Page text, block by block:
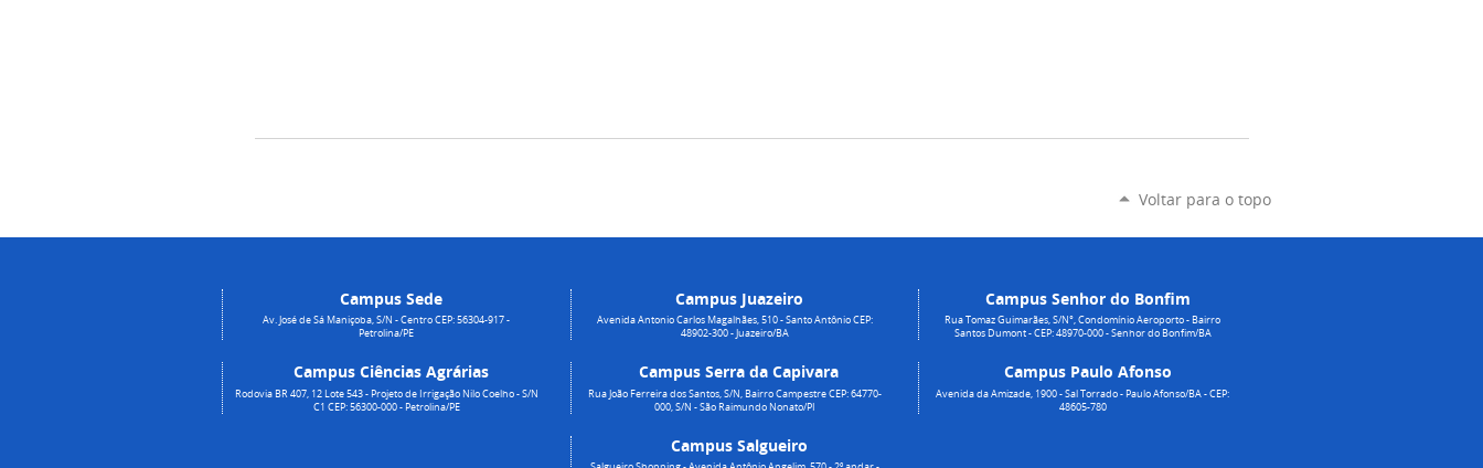
Voltar para o topo
Campus Sede
Av. José de Sá Maniçoba, S/N - Centro CEP: 56304-917 -
Petrolina/PE
Campus Ciências Agrárias
Rodovia BR 407, 12 Lote 543 - Projeto de Irrigação Nilo Coelho - S/N
C1 CEP: 56300-000 - Petrolina/PE
Campus Juazeiro
Avenida Antonio Carlos Magalhães, 510 - Santo Antônio CEP:
48902-300 - Juazeiro/BA
Campus Serra da Capivara
Rua João Ferreira dos Santos, S/N, Bairro Campestre CEP: 64770-
000, S/N - São Raimundo Nonato/PI
Campus Salgueiro
Campus Senhor do Bonfim
Rua Tomaz Guimarães, S/N°, Condomínio Aeroporto - Bairro
Santos Dumont - CEP: 48970-000 - Senhor do Bonfim/BA
Campus Paulo Afonso
Avenida da Amizade, 1900 - Sal Torrado - Paulo Afonso/BA - CEP:
48605-780